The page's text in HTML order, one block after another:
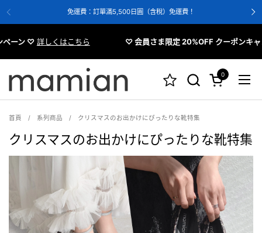
免運費：訂單滿5,500日圓（含稅）免運費！
詳しくはこちら ♡ 会員さま限定 20%OFF クーポンキャンペー
開啟購物車
0
開啟
首頁 / 系列商品 / クリスマスのお出かけにぴったりな靴特集
クリスマスのお出かけにぴったりな靴特集